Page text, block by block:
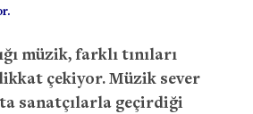
müzik, farklı tınıları
çekiyor. Müzik sever
sanatçılarla geçirdiği